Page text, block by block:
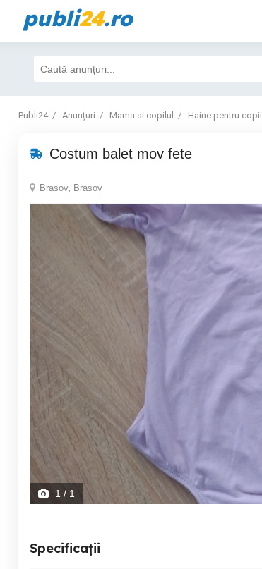
publi24.ro
Publi24 Anunțuri Mama si copilul Haine pentru copii
Costum balet mov fete
Brasov, Brasov
1 / 1
Specificații